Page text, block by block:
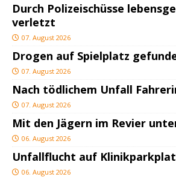
Durch Polizeischüsse
verletzt
07. August 2026
Drogen auf Spielplatz
07. August 2026
Nach tödlichem Unfall
07. August 2026
Mit den Jägern im Revier
06. August 2026
Unfallflucht auf
06. August 2026